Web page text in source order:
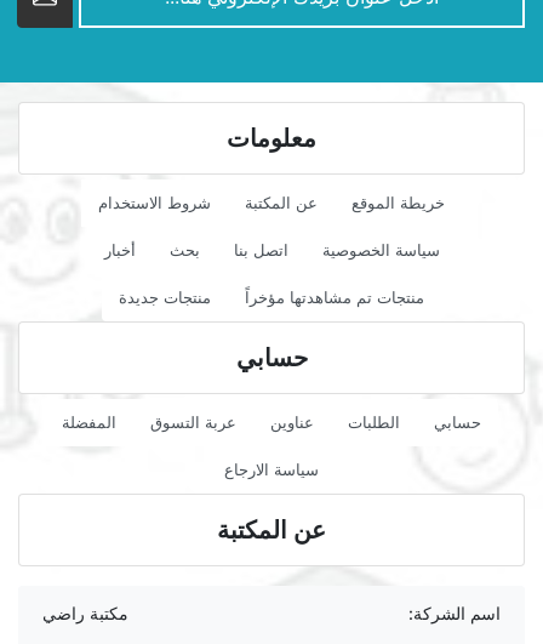
معلومات
خريطة الموقع عن المكتبة شروط الاستخدام
سياسة الخصوصية اتصل بنا بحث أخبار
منتجات تم مشاهدتها مؤخراً منتجات جديدة
حسابي
حسابي الطلبات عناوين عربة التسوق المفضلة
سياسة الارجاع
عن المكتبة
اسم الشركة: مكتبة راضي